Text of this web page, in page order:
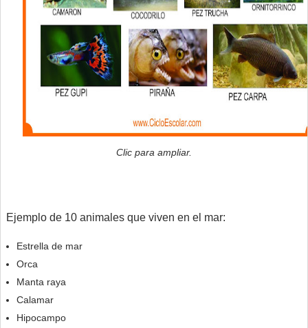
Clic para ampliar.
Ejemplo de 10 animales que viven en el mar:
Estrella de mar
Orca
Manta raya
Calamar
Hipocampo